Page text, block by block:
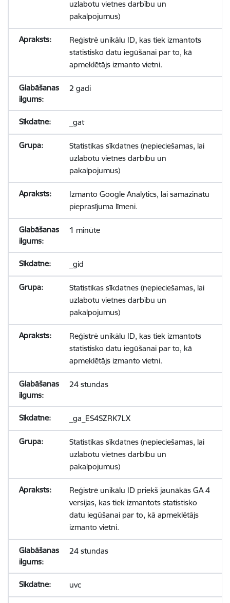
uzlabotu vietnes darbību un
pakalpojumus)
Reģistrē unikālu ID, kas tiek izmantots
statistisko datu iegūšanai par to, kā
apmeklētājs izmanto vietni.
2 gadi
_gat
Statistikas sīkdatnes (nepieciešamas, lai
uzlabotu vietnes darbību un
pakalpojumus)
Izmanto Google Analytics, lai samazinātu
pieprasījuma līmeni.
1 minūte
_gid
Statistikas sīkdatnes (nepieciešamas, lai
uzlabotu vietnes darbību un
pakalpojumus)
Reģistrē unikālu ID, kas tiek izmantots
statistisko datu iegūšanai par to, kā
apmeklētājs izmanto vietni.
24 stundas
_ga_ES4SZRK7LX
Statistikas sīkdatnes (nepieciešamas, lai
uzlabotu vietnes darbību un
pakalpojumus)
Reģistrē unikālu ID priekš jaunākās GA 4
versijas, kas tiek izmantots statistisko
datu iegūšanai par to, kā apmeklētājs
izmanto vietni.
24 stundas
uvc